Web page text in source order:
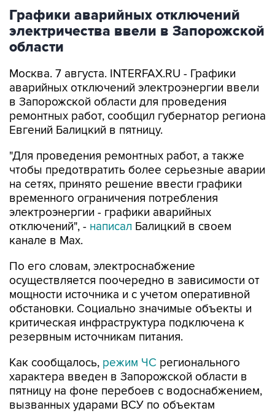
Графики аварийных отключений
электричества ввели в Запорожской
области
Москва. 7 августа. INTERFAX.RU - Графики
аварийных отключений электроэнергии ввели
в Запорожской области для проведения
ремонтных работ, сообщил губернатор региона
Евгений Балицкий в пятницу.
"Для проведения ремонтных работ, а также
чтобы предотвратить более серьезные аварии
на сетях, принято решение ввести графики
временного ограничения потребления
электроэнергии - графики аварийных
отключений", - написал Балицкий в своем
канале в Max.
По его словам, электроснабжение
осуществляется поочередно в зависимости от
мощности источника и с учетом оперативной
обстановки. Социально значимые объекты и
критическая инфраструктура подключена к
резервным источникам питания.
Как сообщалось, режим ЧС регионального
характера введен в Запорожской области в
пятницу на фоне перебоев с водоснабжением,
вызванных ударами ВСУ по объектам